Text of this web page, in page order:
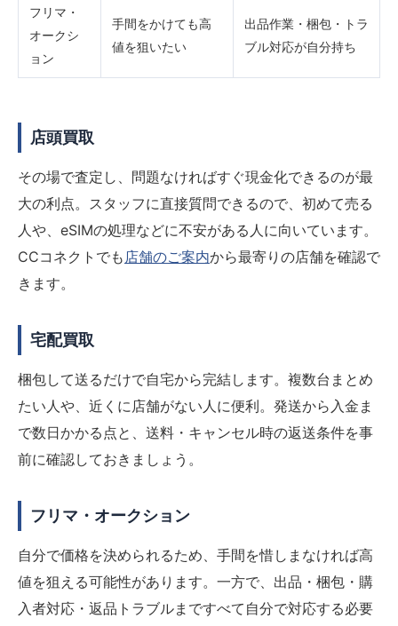
フリマ・
オークシ
ョン
手間をかけても高
値を狙いたい
出品作業・梱包・トラ
ブル対応が自分持ち
店頭買取
その場で査定し、問題なければすぐ現金化できるのが最
大の利点。スタッフに直接質問できるので、初めて売る
人や、eSIMの処理などに不安がある人に向いています。
CCコネクトでも 店舗のご案内から最寄りの店舗を確認で
きます。
宅配買取
梱包して送るだけで自宅から完結します。複数台まとめ
たい人や、近くに店舗がない人に便利。発送から入金ま
で数日かかる点と、送料・キャンセル時の返送条件を事
前に確認しておきましょう。
フリマ・オークション
自分で価格を決められるため、手間を惜しまなければ高
値を狙える可能性があります。一方で、出品・梱包・購
入者対応・返品トラブルまですべて自分で対応する必要